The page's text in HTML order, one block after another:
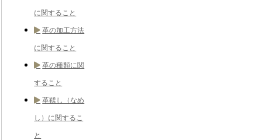
に関すること
革の加工方法
に関すること
革の種類に関
すること
革鞣し（なめ
し）に関するこ
と